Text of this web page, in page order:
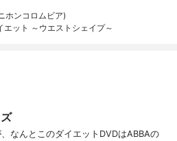
ホンコロムビア)
ット ～ウエストシェイプ～
なんとこのダイエットDVDはABBAの